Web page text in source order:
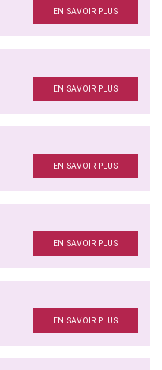
EN SAVOIR PLUS
EN SAVOIR PLUS
EN SAVOIR PLUS
EN SAVOIR PLUS
EN SAVOIR PLUS